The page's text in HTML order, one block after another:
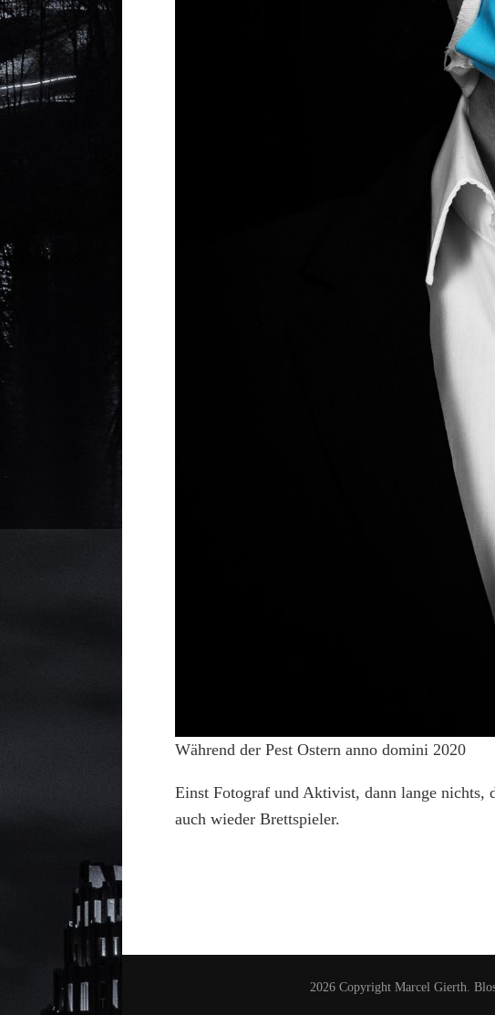
Während der Pest Ostern anno domini 2020
Einst Fotograf und Aktivist, dann lange nichts,
auch wieder Brettspieler.
2026 Copyright Marcel Gierth